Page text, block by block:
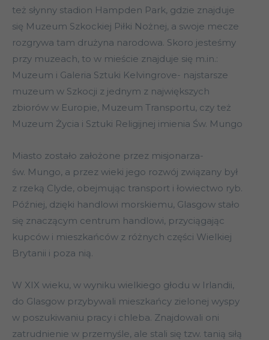
też słynny stadion Hampden Park, gdzie znajduje
się Muzeum Szkockiej Piłki Nożnej, a swoje mecze
rozgrywa tam drużyna narodowa. Skoro jesteśmy
przy muzeach, to w mieście znajduje się m.in.:
Muzeum i Galeria Sztuki Kelvingrove- najstarsze
muzeum w Szkocji z jednym z największych
zbiorów w Europie, Muzeum Transportu, czy też
Muzeum Życia i Sztuki Religijnej imienia Św. Mungo
Miasto zostało założone przez misjonarza-
św. Mungo, a przez wieki jego rozwój związany był
z rzeką Clyde, obejmując transport i łowiectwo ryb.
Później, dzięki handlowi morskiemu, Glasgow stało
się znaczącym centrum handlowi, przyciągając
kupców i mieszkańców z różnych części Wielkiej
Brytanii i poza nią.
W XIX wieku, w wyniku wielkiego głodu w Irlandii,
do Glasgow przybywali mieszkańcy zielonej wyspy
w poszukiwaniu pracy i chleba. Znajdowali oni
zatrudnienie w przemyśle, ale stali się tzw. tanią siłą